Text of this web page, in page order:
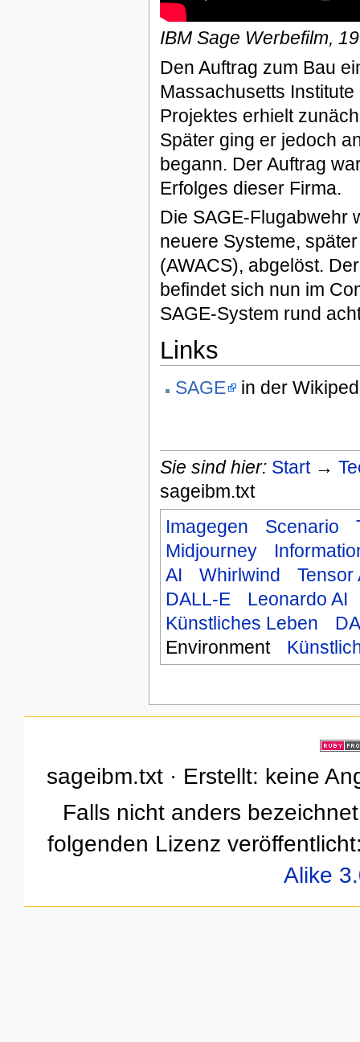
IBM Sage Werbefilm,
Den Auftrag zum Bau
Massachusetts
Projektes erhielt
Später ging er jedoch
begann. Der Auftrag
Erfolges dieser Firma.
Die SAGE-Flugabwehr
neuere Systeme,
(AWACS), abgelöst.
befindet sich nun im
SAGE-System rund
Links
SAGE in der
Sie sind hier: Start→
sageibm.txt
Imagegen
Scenario
Midjourney
AI
Whirlwind
Tensor
DALL-E
Leonardo AI
Künstliches Leben
Environment
sageibm.txt · Erstellt: keine
Falls nicht anders
folgenden Lizenz
Alike